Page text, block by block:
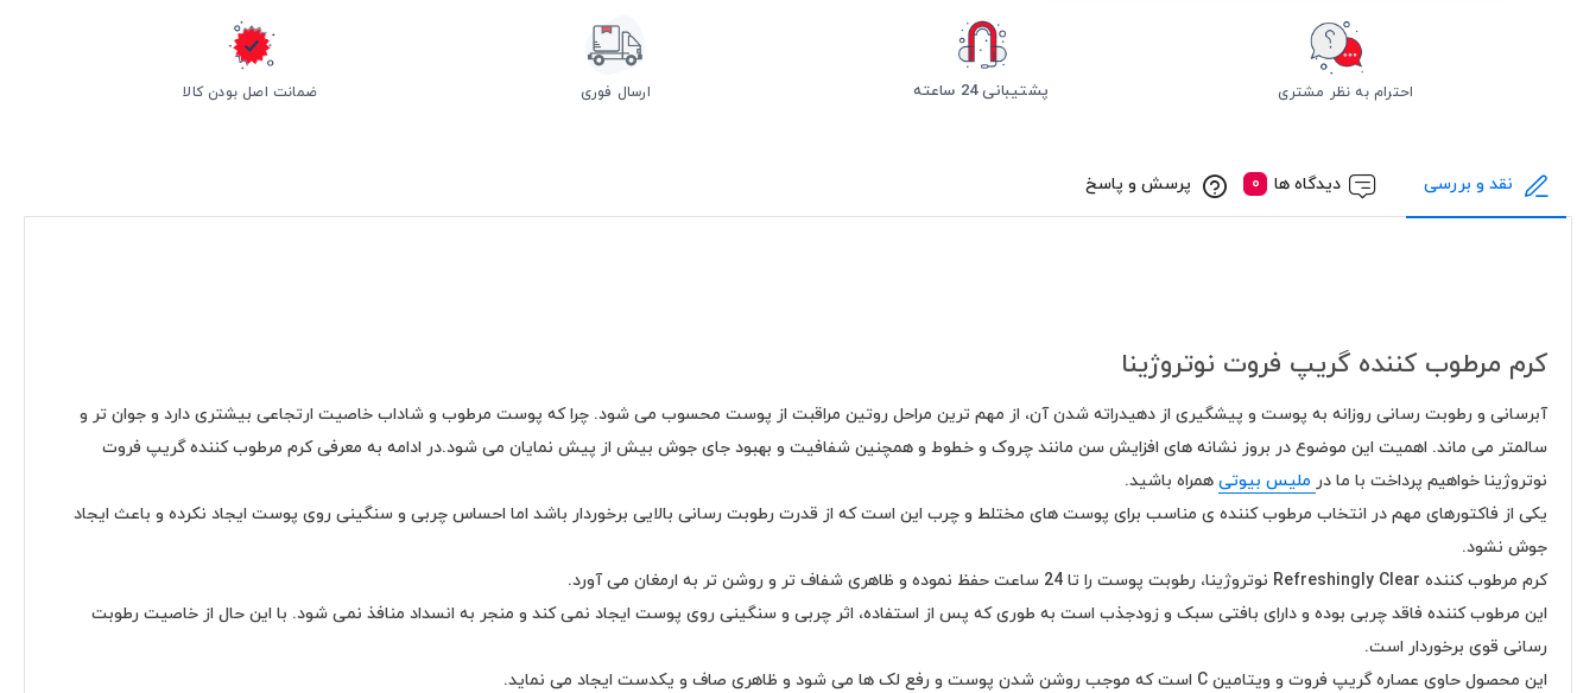
احترام به نظر مشتری پشتیبانی 24 ساعته ارسال فوری ضمانت اصل بودن کالا
نقد و بررسی دیدگاه ها پرسش و پاسخ
کرم مرطوب کننده گریپ فروت نوتروژینا
آبرسانی و رطوبت رسانی روزانه به پوست و پیشگیری از دهیدراته شدن آن، از مهم ترین مراحل روتین مراقبت از پوست محسوب می شود. چرا که پوست مرطوب و شاداب خاصیت ارتجاعی بیشتری دارد و جوان تر و
سالمتر می ماند. اهمیت این موضوع در بروز نشانه های افزایش سن مانند چروک و خطوط و همچنین شفافیت و بهبود جای جوش بیش از پیش نمایان می شود.در ادامه به معرفی کرم مرطوب کننده گریپ فروت
نوتروژینا خواهیم پرداخت با ما در ملیس بیوتی همراه باشید.
یکی از فاکتورهای مهم در انتخاب مرطوب کننده ی مناسب برای پوست های مختلط و چرب این است که از قدرت رطوبت رسانی بالایی برخوردار باشد اما احساس چربی و سنگینی روی پوست ایجاد نکرده و باعث ایجاد
جوش نشود.
کرم مرطوب کننده Refreshingly Clear نوتروژینا، رطوبت پوست را تا 24 ساعت حفظ نموده و ظاهری شفاف تر و روشن تر به ارمغان می آورد.
این مرطوب کننده فاقد چربی بوده و دارای بافتی سبک و زودجذب است به طوری که پس از استفاده، اثر چربی و سنگینی روی پوست ایجاد نمی کند و منجر به انسداد منافذ نمی شود. با این حال از خاصیت رطوبت
رسانی قوی برخوردار است.
این محصول حاوی عصاره گریپ فروت و ویتامین C است که موجب روشن شدن پوست و رفع لک ها می شود و ظاهری صاف و یکدست ایجاد می نماید.